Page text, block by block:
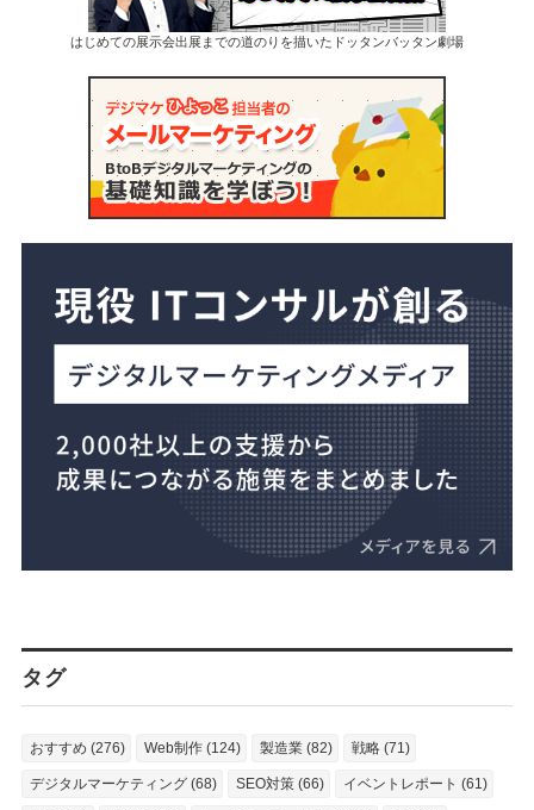
はじめての展示会出展までの道のりを描いたドッタンバッタン劇場
タグ
おすすめ (276) Web制作 (124) 製造業 (82) 戦略 (71)
デジタルマーケティング (68) SEO対策 (66) イベントレポート (61)